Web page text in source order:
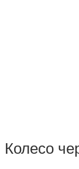
Колесо